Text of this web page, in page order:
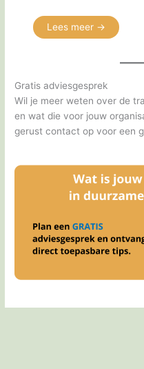
Lees meer ->
Gratis adviesgesprek
Wil je meer weten over de
en wat die voor jouw
gerust contact op voor een